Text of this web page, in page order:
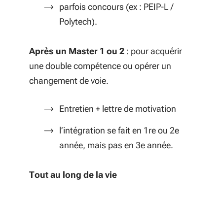
parfois concours (ex : PEIP-L /
Polytech).
Après un Master 1 ou 2 : pour acquérir
une double compétence ou opérer un
changement de voie.
Entretien + lettre de motivation
l’intégration se fait en 1re ou 2e
année, mais pas en 3e année.
Tout au long de la vie